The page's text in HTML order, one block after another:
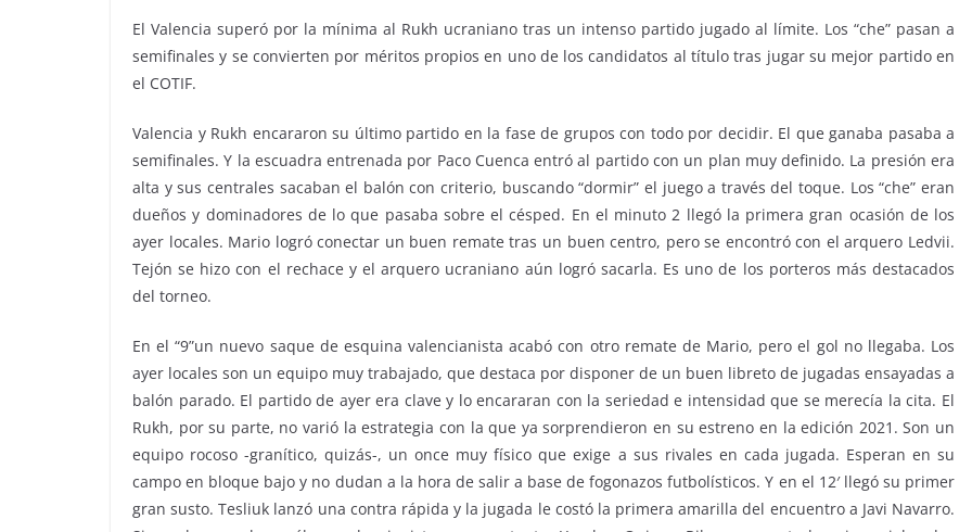
El Valencia superó por la mínima al Rukh ucraniano tras un intenso partido jugado al límite. Los “che” pasan a
semifinales y se convierten por méritos propios en uno de los candidatos al título tras jugar su mejor partido en
el COTIF.
Valencia y Rukh encararon su último partido en la fase de grupos con todo por decidir. El que ganaba pasaba a
semifinales. Y la escuadra entrenada por Paco Cuenca entró al partido con un plan muy definido. La presión era
alta y sus centrales sacaban el balón con criterio, buscando “dormir” el juego a través del toque. Los “che” eran
dueños y dominadores de lo que pasaba sobre el césped. En el minuto 2 llegó la primera gran ocasión de los
ayer locales. Mario logró conectar un buen remate tras un buen centro, pero se encontró con el arquero Ledvii.
Tejón se hizo con el rechace y el arquero ucraniano aún logró sacarla. Es uno de los porteros más destacados
del torneo.
En el “9”un nuevo saque de esquina valencianista acabó con otro remate de Mario, pero el gol no llegaba. Los
ayer locales son un equipo muy trabajado, que destaca por disponer de un buen libreto de jugadas ensayadas a
balón parado. El partido de ayer era clave y lo encararan con la seriedad e intensidad que se merecía la cita. El
Rukh, por su parte, no varió la estrategia con la que ya sorprendieron en su estreno en la edición 2021. Son un
equipo rocoso -granítico, quizás-, un once muy físico que exige a sus rivales en cada jugada. Esperan en su
campo en bloque bajo y no dudan a la hora de salir a base de fogonazos futbolísticos. Y en el 12′ llegó su primer
gran susto. Tesliuk lanzó una contra rápida y la jugada le costó la primera amarilla del encuentro a Javi Navarro.